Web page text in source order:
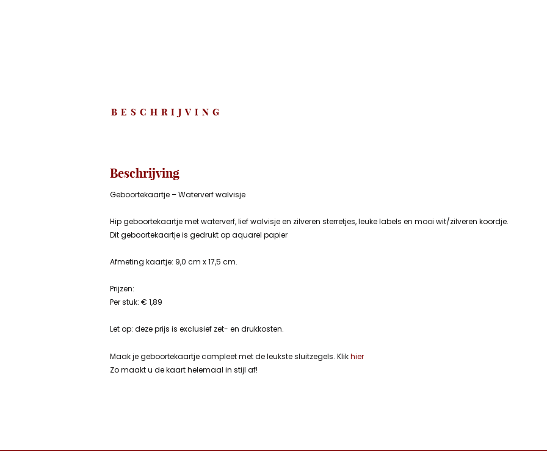
BESCHRIJVING
Beschrijving
Geboortekaartje – Waterverf walvisje
Hip geboortekaartje met waterverf, lief walvisje en zilveren sterretjes, leuke labels en mooi wit/zilveren koordje.
Dit geboortekaartje is gedrukt op aquarel papier
Afmeting kaartje: 9,0 cm x 17,5 cm.
Prijzen:
Per stuk: € 1,89
Let op: deze prijs is exclusief zet- en drukkosten.
Maak je geboortekaartje compleet met de leukste sluitzegels. Klikhier
Zo maakt u de kaart helemaal in stijl af!